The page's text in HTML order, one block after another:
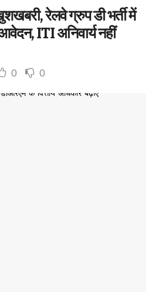
रेलवे ग्रुप डी भर्ती में
ITI अनिवार्य नहीं
0 0